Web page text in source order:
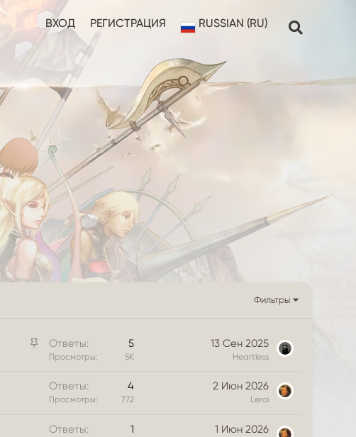
ВХОД РЕГИСТРАЦИЯ RUSSIAN (RU)
Фильтры
З
Ответы 5
Просмотры 5К
13 Сен 2025
Heartless
Ответы 4
Просмотры 772
2 Июн 2026
Leroi
Ответы 1 1 Июн 2026